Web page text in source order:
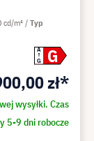
A
G
G
zł*
wysyłki. Czas
5-9 dni robocze
cd/m²
Typ